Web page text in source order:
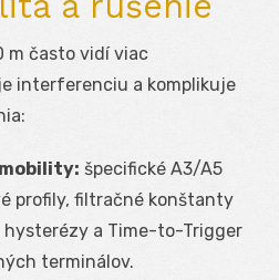
m často vidí viac
interferenciu a komplikuje
špecifické A3/A5
profily, filtračné konštanty
hysterézy a Time-to-Trigger
terminálov.